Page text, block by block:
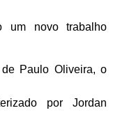
um novo trabalho
Paulo Oliveira, o
por Jordan